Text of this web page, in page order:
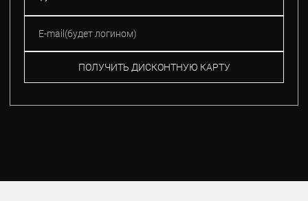
ПОЛУЧИТЬ ДИСКОНТНУЮ КАРТУ